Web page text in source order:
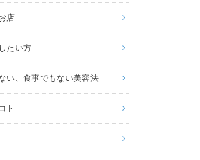
店
たい方
い、食事でもない美容法
ト